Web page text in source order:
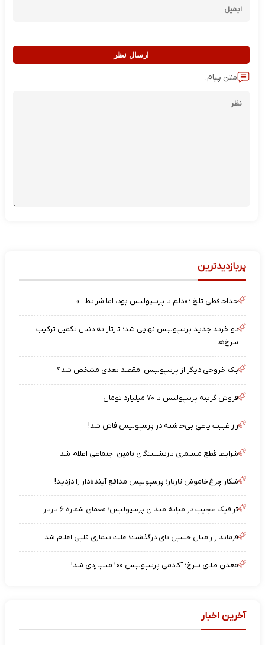
ارسال نظر
متن پیام:
پربازدیدترین
خداحافظی تلخ ؛ «دلم با پرسپولیس بود، اما شرایط…»
دو خرید جدید پرسپولیس نهایی شد؛ تارتار به دنبال تکمیل ترکیب
سرخ‌ها
یک خروجی دیگر از پرسپولیس؛ مقصد بعدی مشخص شد؟
فروش گزینه پرسپولیس با ۷۰ میلیارد تومان
راز غیبت یاغیِ بی‌حاشیه در پرسپولیس فاش شد!
شرایط قطع مستمری بازنشستگان تامین اجتماعی اعلام شد
شکار چراغ‌خاموش تارتار؛ پرسپولیس مدافع آینده‌دار را دزدید!
ترافیک عجیب در میانه میدان پرسپولیس؛ معمای شماره ۶ تارتار
فرماندار رامیان حسین بای درگذشت؛ علت بیماری قلبی اعلام شد
معدن طلای سرخ؛ آکادمی پرسپولیس ۱۰۰ میلیاردی شد!
آخرین اخبار